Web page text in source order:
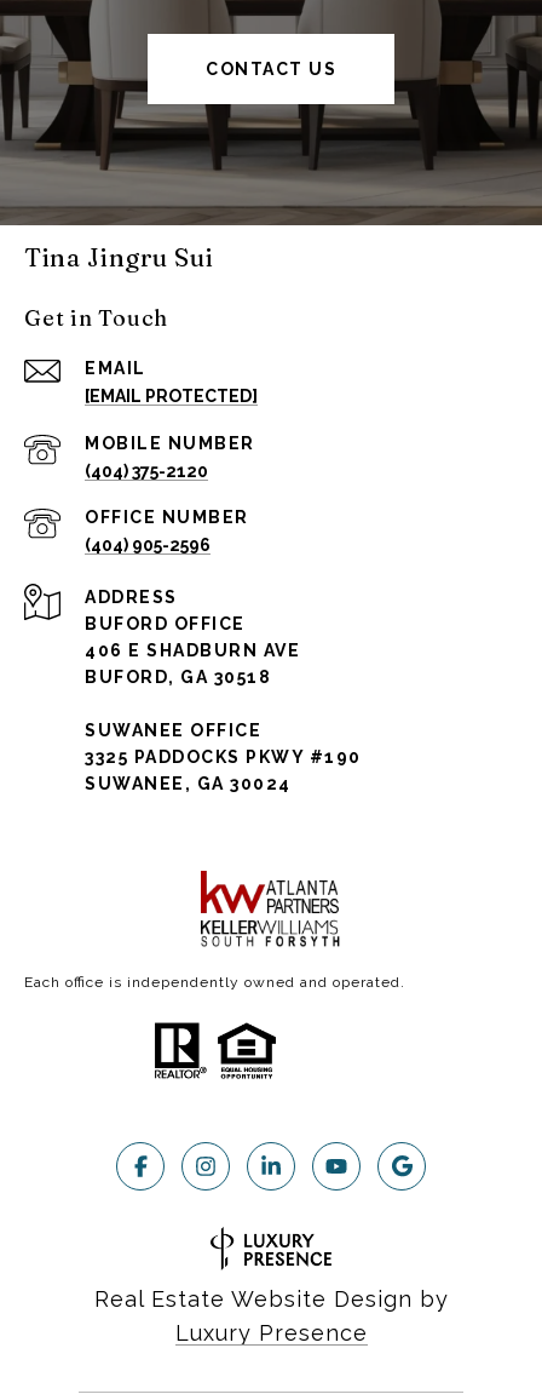
CONTACT US
Tina Jingru Sui
Get in Touch
EMAIL
[EMAIL PROTECTED]
(404) 375-2120
(404) 905-2596
ADDRESS
BUFORD OFFICE
406 E SHADBURN AVE
BUFORD, GA 30518
SUWANEE OFFICE
3325 PADDOCKS PKWY #190
SUWANEE, GA 30024
Each office is independently owned and operated.
Real Estate Website Design by
Luxury Presence